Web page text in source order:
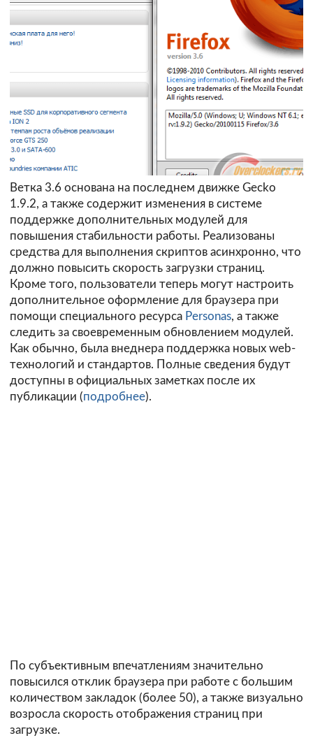
Ветка 3.6 основана на последнем движке Gecko
1.9.2, а также содержит изменения в системе
поддержке дополнительных модулей для
повышения стабильности работы. Реализованы
средства для выполнения скриптов асинхронно, что
должно повысить скорость загрузки страниц.
Кроме того, пользователи теперь могут настроить
дополнительное оформление для браузера при
помощи специального ресурса Personas, а также
следить за своевременным обновлением модулей.
Как обычно, была внеднера поддержка новых web-
технологий и стандартов. Полные сведения будут
доступны в официальных заметках после их
публикации (подробнее).
По субъективным впечатлениям значительно
повысился отклик браузера при работе с большим
количеством закладок (более 50), а также визуально
возросла скорость отображения страниц при
загрузке.